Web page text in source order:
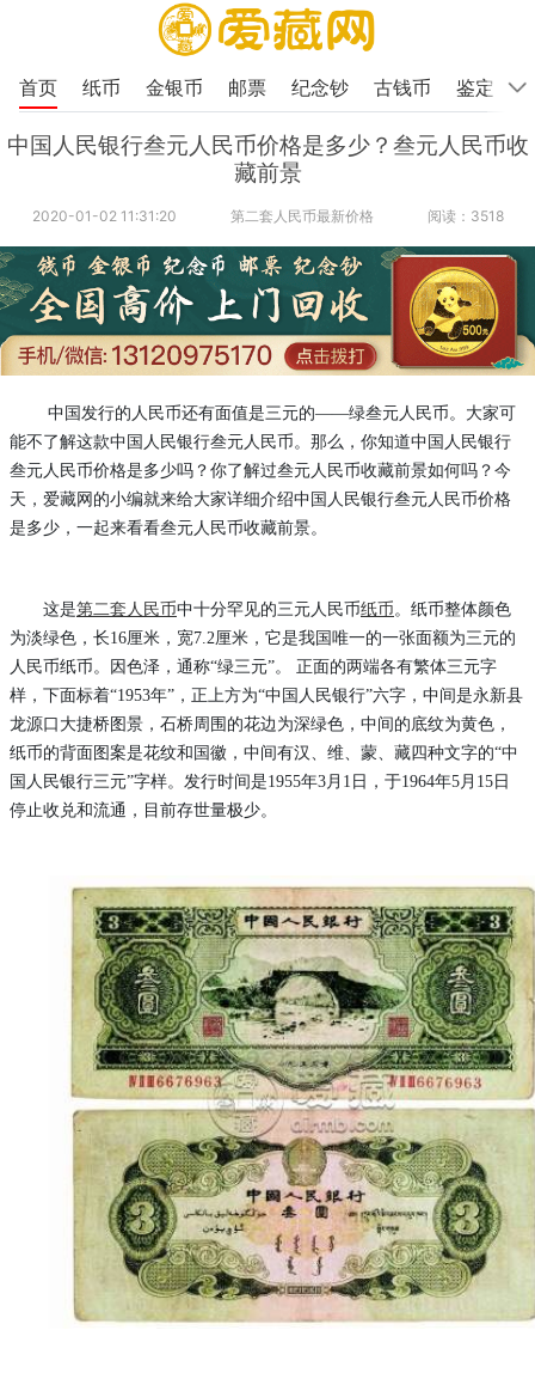
首页 纸币 金银币 邮票 纪念钞 古钱币 鉴定
中国人民银行叁元人民币价格是多少？叁元人民币收
藏前景
2020-01-02 11:31:20 第二套人民币最新价格 阅读：3518
中国发行的人民币还有面值是三元的——绿叁元人民币。大家可
能不了解这款中国人民银行叁元人民币。 那么，你知道中国人民银行
叁元人民币价格是多少吗？你了解过叁元人民币收藏前景如何吗？今
天，爱藏网的小编就来给大家详细介绍中国人民银行叁元人民币价格
是多少，一起来看看叁元人民币收藏前景。
这是第二套人民币中十分罕见的三元人民币纸币 。纸币整体颜色
为淡绿色，长16厘米，宽7.2厘米，它是我国唯一的一张面额为三元的
人民币纸币。因色泽，通称“绿三元”。 正面的两端各有繁体三元字
样，下面标着“1953年”，正上方为“中国人民银行”六字，中间是永新县
龙源口大捷桥图景，石桥周围的花边为深绿色，中间的底纹为黄色，
纸币的背面图案是花纹和国徽，中间有汉、维、蒙、藏四种文字的“中
国人民银行三元”字样。发行时间是1955年3月1日，于1964年5月15日
停止收兑和流通，目前存世量极少。